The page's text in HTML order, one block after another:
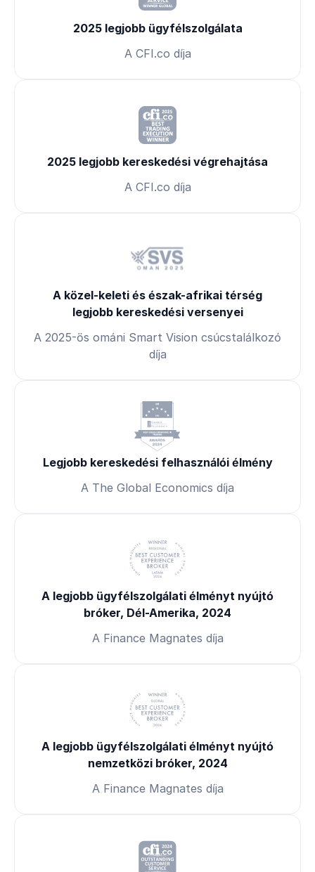
2025 legjobb ügyfélszolgálata
A CFI.co díja
2025 legjobb kereskedési végrehajtása
A CFI.co díja
A közel-keleti és észak-afrikai térség
legjobb kereskedési versenyei
A 2025-ös ománi Smart Vision csúcstalálkozó
díja
Legjobb kereskedési felhasználói élmény
A The Global Economics díja
A legjobb ügyfélszolgálati élményt nyújtó
bróker, Dél-Amerika, 2024
A Finance Magnates díja
A legjobb ügyfélszolgálati élményt nyújtó
nemzetközi bróker, 2024
A Finance Magnates díja